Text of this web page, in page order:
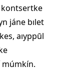
kontsertke
jáne bılet
aıyppūl
múmkín.